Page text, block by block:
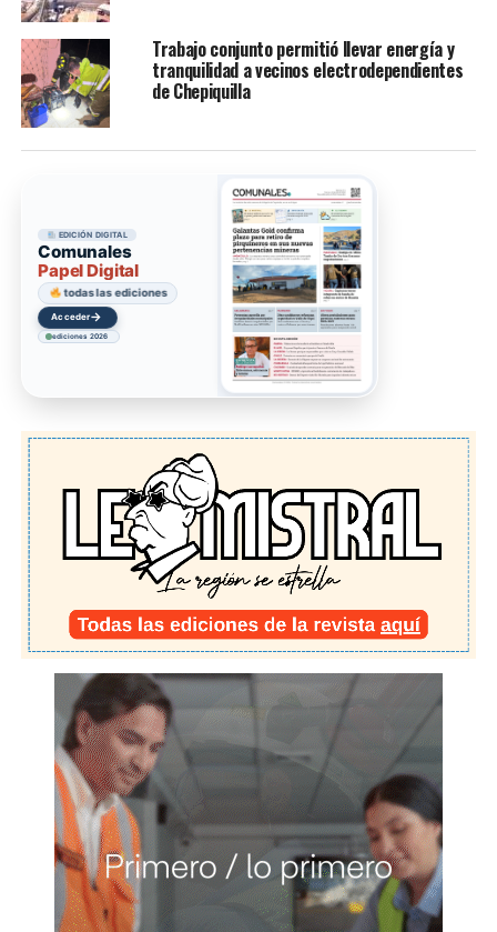
Trabajo conjunto permitió llevar energía y
tranquilidad a vecinos electrodependientes
de Chepiquilla
EDICIÓN DIGITAL
Comunales
Papel Digital
todas las ediciones
Acceder→
ediciones 2026